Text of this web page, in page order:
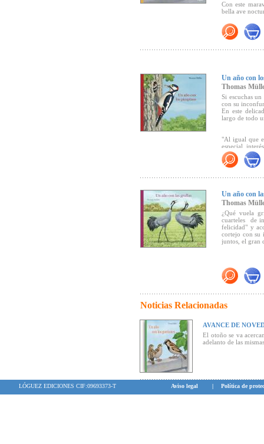
Con este
bella ave
Un año con
Thomas
Si escuchas
con su
En este
largo de todo
"Al igual que
especial
trenzar un
distintas
habitan,
Un año con
Thomas
¿Qué vuela
cuarteles de
felicidad" y
cortejo con su
juntos, el gran
Noticias Relacionadas
AVANCE DE
El otoño se va
adelanto de las
LÓGUEZ EDICIONES CIF:09693373-T Aviso legal | Política de